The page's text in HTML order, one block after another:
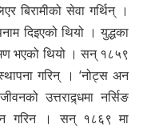
बिरामीको सेवा गर्थिन् ।
दिइएको थियो । युद्धका
भएको थियो । सन् १८५९
गरिन् । ‘नोट्स अन
उत्तराद्र्धमा नर्सिङ
गरिन । सन् १८६९ मा